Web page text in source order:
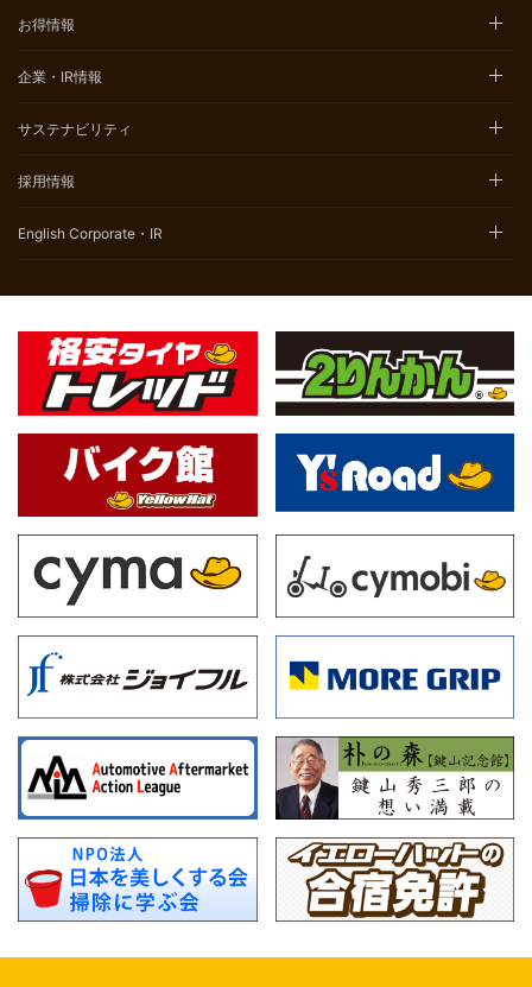
お得情報
企業・IR情報
サステナビリティ
採用情報
English Corporate・IR